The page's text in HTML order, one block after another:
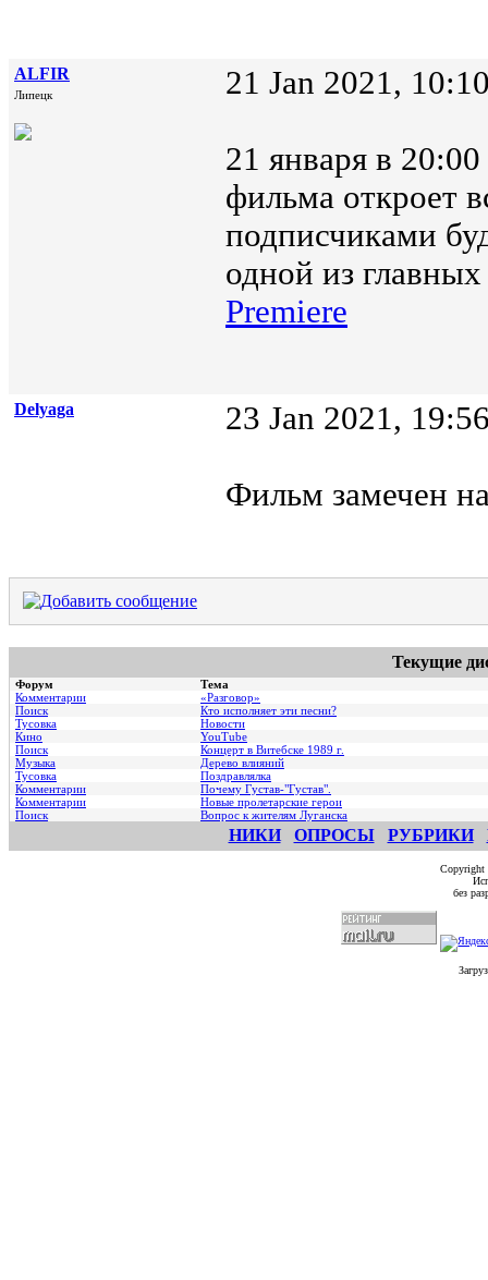
ALFIR
Липецк 21 Jan 2021,
21 января в
фильма откроет
подписчиками
одной из
Premiere
Delyaga 23 Jan 2021,
Фильм замечен
Текущие
Форум
Тема
Комментарии
«Разговор»
Поиск
Кто исполняет эти песни?
Тусовка
Новости
Кино
YouTube
Поиск
Концерт в Витебске 1989 г.
Музыка
Дерево влияний
Тусовка
Поздравлялка
Комментарии
Почему Густав-"Густав".
Комментарии
Hовые пролетарские герои
Поиск
Вопрос к жителям Луганска
НИКИ ОПРОСЫ РУБРИКИ
без